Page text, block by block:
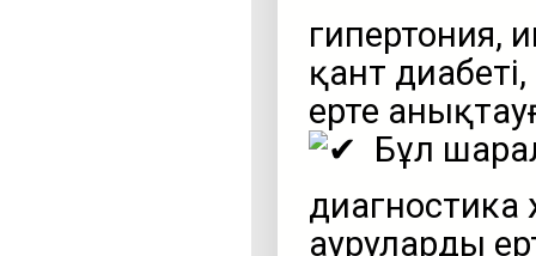
гипертония,
қант
ерте
Бұл
диагностика
ауруларды